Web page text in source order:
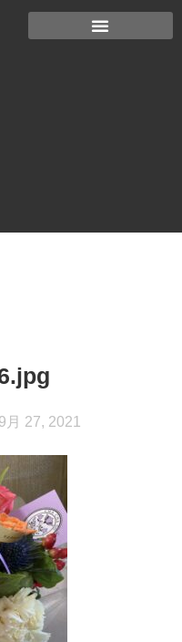
9月 27, 2021